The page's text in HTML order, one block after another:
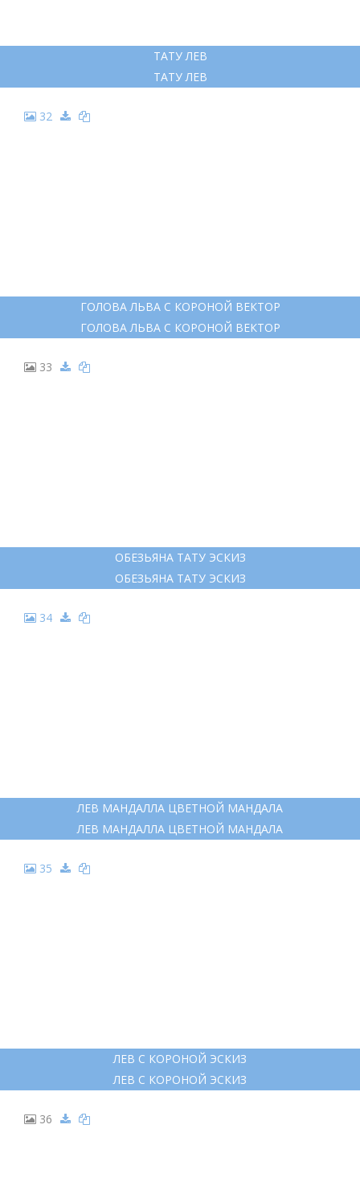
ТАТУ ЛЕВ
ТАТУ ЛЕВ
32
ГОЛОВА ЛЬВА С КОРОНОЙ ВЕКТОР
ГОЛОВА ЛЬВА С КОРОНОЙ ВЕКТОР
33
ОБЕЗЬЯНА ТАТУ ЭСКИЗ
ОБЕЗЬЯНА ТАТУ ЭСКИЗ
34
ЛЕВ МАНДАЛЛА ЦВЕТНОЙ МАНДАЛА
ЛЕВ МАНДАЛЛА ЦВЕТНОЙ МАНДАЛА
35
ЛЕВ С КОРОНОЙ ЭСКИЗ
ЛЕВ С КОРОНОЙ ЭСКИЗ
36